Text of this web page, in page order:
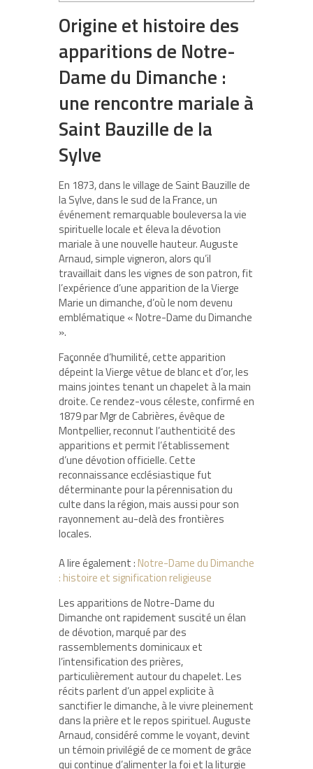
Origine et histoire des
apparitions de Notre-
Dame du Dimanche :
une rencontre mariale à
Saint Bauzille de la
Sylve
En 1873, dans le village de Saint Bauzille de
la Sylve, dans le sud de la France, un
événement remarquable bouleversa la vie
spirituelle locale et éleva la dévotion
mariale à une nouvelle hauteur. Auguste
Arnaud, simple vigneron, alors qu’il
travaillait dans les vignes de son patron, fit
l’expérience d’une apparition de la Vierge
Marie un dimanche, d’où le nom devenu
emblématique « Notre-Dame du Dimanche
».
Façonnée d’humilité, cette apparition
dépeint la Vierge vêtue de blanc et d’or, les
mains jointes tenant un chapelet à la main
droite. Ce rendez-vous céleste, confirmé en
1879 par Mgr de Cabrières, évêque de
Montpellier, reconnut l’authenticité des
apparitions et permit l’établissement
d’une dévotion officielle. Cette
reconnaissance ecclésiastique fut
déterminante pour la pérennisation du
culte dans la région, mais aussi pour son
rayonnement au-delà des frontières
locales.
A lire également : Notre-Dame du Dimanche
: histoire et signification religieuse
Les apparitions de Notre-Dame du
Dimanche ont rapidement suscité un élan
de dévotion, marqué par des
rassemblements dominicaux et
l’intensification des prières,
particulièrement autour du chapelet. Les
récits parlent d’un appel explicite à
sanctifier le dimanche, à le vivre pleinement
dans la prière et le repos spirituel. Auguste
Arnaud, considéré comme le voyant, devint
un témoin privilégié de ce moment de grâce
qui continue d’alimenter la foi et la liturgie